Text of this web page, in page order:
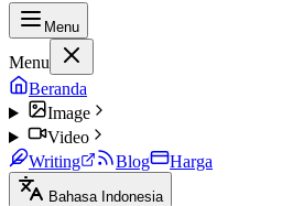
Menu
Menu
Beranda
Image
Video
Writing
Blog Harga
Bahasa Indonesia